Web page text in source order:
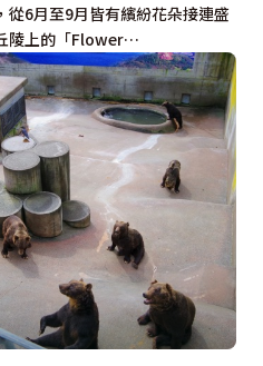
6月至9月皆有繽紛花朵接連盛
陵上的「Flower…